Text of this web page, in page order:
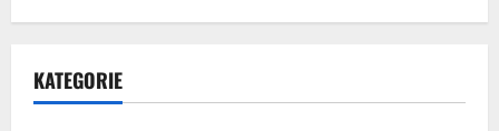
KATEGORIE